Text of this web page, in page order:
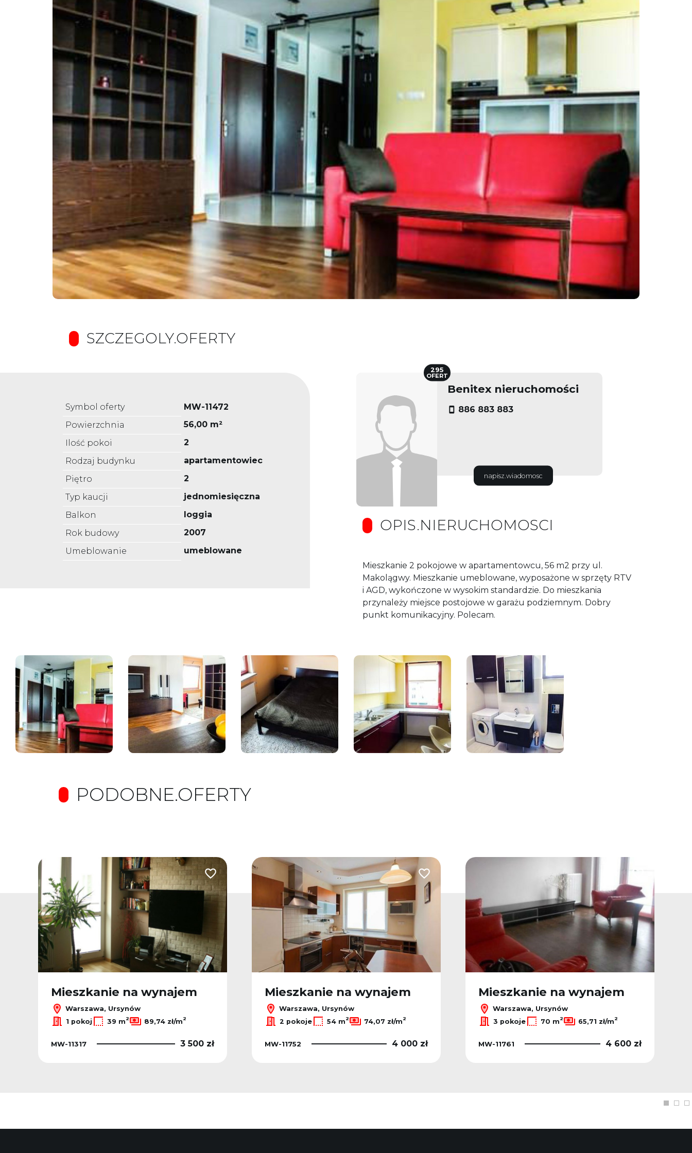
SZCZEGOLY.OFERTY
Symbol oferty
MW-11472
Powierzchnia
56,00 m²
Ilość pokoi
2
Rodzaj budynku
apartamentowiec
Piętro
2
Typ kaucji
jednomiesięczna
Balkon
loggia
Rok budowy
2007
Umeblowanie
umeblowane
Benitex nieruchomości
886 883 883
napisz.wiadomosc
295
OFERT
OPIS.NIERUCHOMOSCI
Mieszkanie 2 pokojowe w apartamentowcu, 56 m2 przy ul.
Makolągwy. Mieszkanie umeblowane, wyposażone w sprzęty RTV
i AGD, wykończone w wysokim standardzie. Do mieszkania
przynależy miejsce postojowe w garażu podziemnym. Dobry
punkt komunikacyjny. Polecam.
PODOBNE.OFERTY
do ulubionych Dodaj do ulubionych
Mieszkanie na wynajem
Warszawa, Ursynów
1 pokoj 39 m2 89,74 zł/m2
MW-11317 3 500 zł
Dodaj do ulubionych
Mieszkanie na wynajem
Warszawa, Ursynów
2 pokoje 54 m2 74,07 zł/m2
MW-11752 4 000 zł
Dodaj do
Mieszkanie na wynajem
Warszawa, Ursynów
3 pokoje 70 m2 65,71 zł/m2
MW-11761 4 600 zł